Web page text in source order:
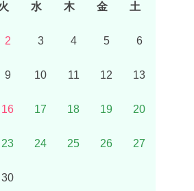
水 木 金 土
2 3 4 5 6
9 10 11 12 13
16 17 18 19 20
23 24 25 26 27
30